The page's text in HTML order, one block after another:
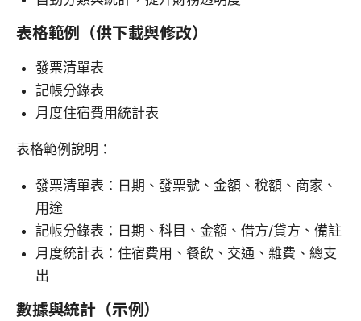
表格範例（供下載與修改）
發票清單表
記帳分錄表
月度住宿費用統計表
表格範例說明：
發票清單表：日期、發票號、金額、稅額、商家、
用途
記帳分錄表：日期、科目、金額、借方/貸方、備註
月度統計表：住宿費用、餐飲、交通、雜費、總支
出
數據與統計（示例）